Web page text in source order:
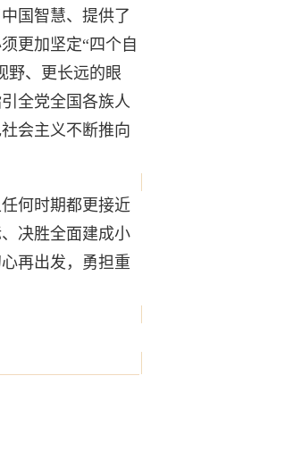
国智慧、提供了
更加坚定“四个自
野、更长远的眼
全党全国各族人
会主义不断推向
何时期都更接近
决胜全面建成小
再出发，勇担重